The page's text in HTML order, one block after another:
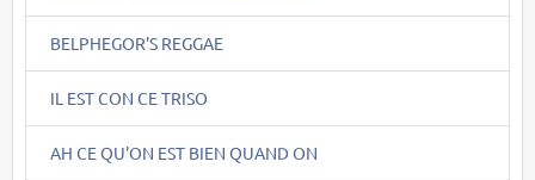
BELPHEGOR'S REGGAE
IL EST CON CE TRISO
AH CE QU'ON EST BIEN QUAND ON